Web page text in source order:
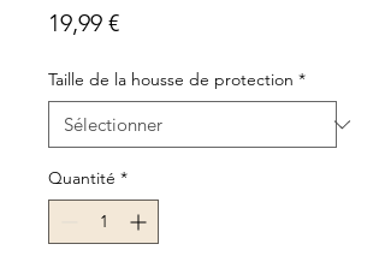
19,99 €Prix
Taille de la housse de protection *
Quantité *